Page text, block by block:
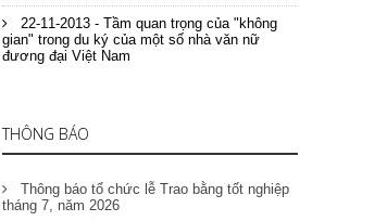
22-11-2013 - Tầm quan trọng của "không
gian" trong du ký của một số nhà văn nữ
đương đại Việt Nam
THÔNG BÁO
Thông báo tổ chức lễ Trao bằng tốt nghiệp
tháng 7, năm 2026